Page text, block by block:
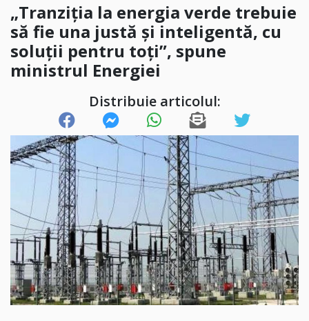
„Tranziţia la energia verde trebuie
să fie una justă şi inteligentă, cu
soluții pentru toți”, spune
ministrul Energiei
Distribuie articolul: